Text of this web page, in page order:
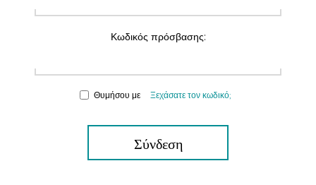
Κωδικός πρόσβασης:
Θυμήσου με Ξεχάσατε τον κωδικό;
Σύνδεση